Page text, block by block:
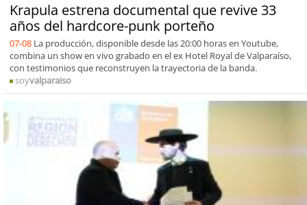
Krapula estrena documental que revive 33
años del hardcore-punk porteño
07-08 La producción, disponible desde las 20:00 horas en Youtube,
combina un show en vivo grabado en el ex Hotel Royal de Valparaíso,
con testimonios que reconstruyen la trayectoria de la banda.
soyvalparaiso